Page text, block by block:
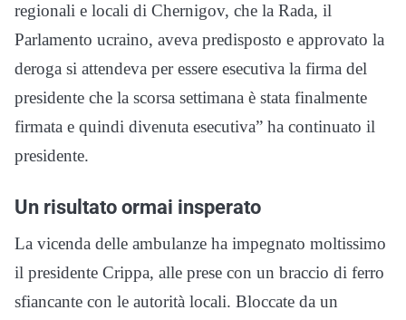
regionali e locali di Chernigov, che la Rada, il
Parlamento ucraino, aveva predisposto e approvato la
deroga si attendeva per essere esecutiva la firma del
presidente che la scorsa settimana è stata finalmente
firmata e quindi divenuta esecutiva” ha continuato il
presidente.
Un risultato ormai insperato
La vicenda delle ambulanze ha impegnato moltissimo
il presidente Crippa, alle prese con un braccio di ferro
sfiancante con le autorità locali. Bloccate da un